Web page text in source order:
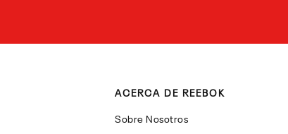
ACERCA DE REEBOK
Sobre Nosotros